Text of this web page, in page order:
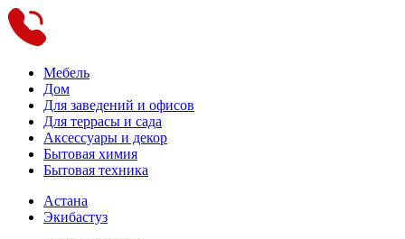
Мебель
Дом
Для заведений и офисов
Для террасы и сада
Аксессуары и декор
Бытовая химия
Бытовая техника
Астана
Экибастуз